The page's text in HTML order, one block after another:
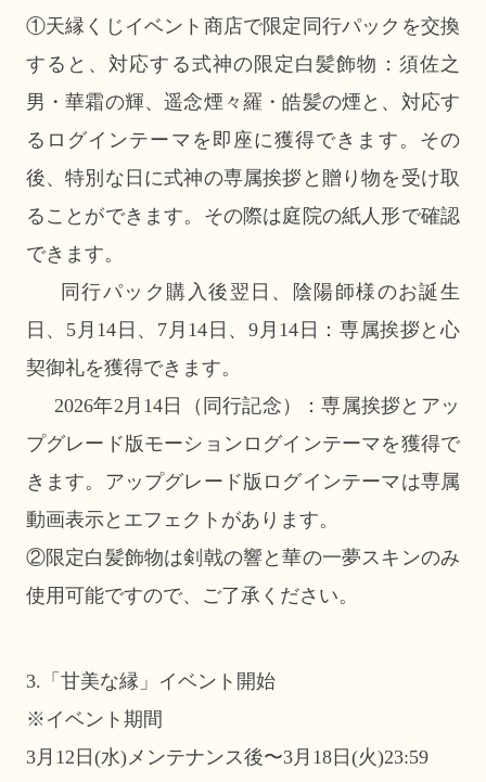
①天縁くじイベント商店で限定同行パックを交換
すると、対応する式神の限定白髪飾物：須佐之
男・華霜の輝、遥念煙々羅・皓髪の煙と、対応す
るログインテーマを即座に獲得できます。その
後、特別な日に式神の専属挨拶と贈り物を受け取
ることができます。その際は庭院の紙人形で確認
できます。
同行パック購入後翌日、陰陽師様のお誕生
日、5月14日、7月14日、9月14日：専属挨拶と心
契御礼を獲得できます。
2026年2月14日（同行記念）：専属挨拶とアッ
プグレード版モーションログインテーマを獲得で
きます。アップグレード版ログインテーマは専属
動画表示とエフェクトがあります。
②限定白髪飾物は剣戟の響と華の一夢スキンのみ
使用可能ですので、ご了承ください。
3.「甘美な縁」イベント開始
※イベント期間
3月12日(水)メンテナンス後〜3月18日(火)23:59